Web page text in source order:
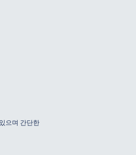
으며 간단한